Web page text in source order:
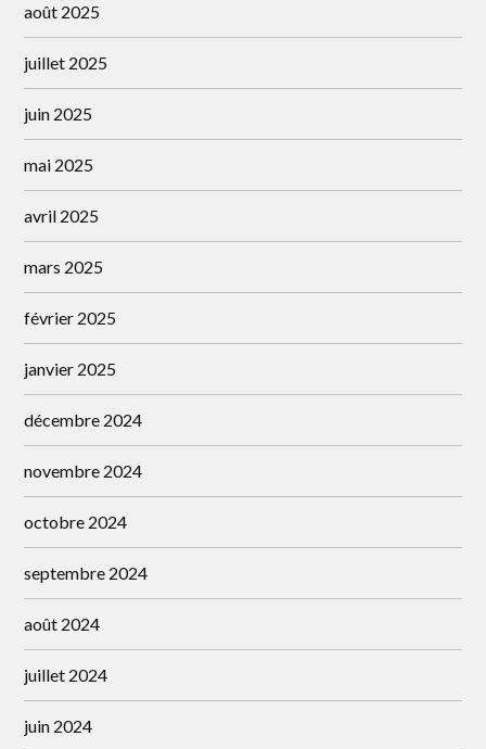
août 2025
juillet 2025
juin 2025
mai 2025
avril 2025
mars 2025
février 2025
janvier 2025
décembre 2024
novembre 2024
octobre 2024
septembre 2024
août 2024
juillet 2024
juin 2024